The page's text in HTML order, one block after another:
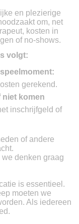
en plezierige
om, net
kosten in
of no-shows.
volgt:
gerekend.
niet komen
inschrijfgeld of
of andere
denken graag
is essentieel.
moeten we
Als iedereen